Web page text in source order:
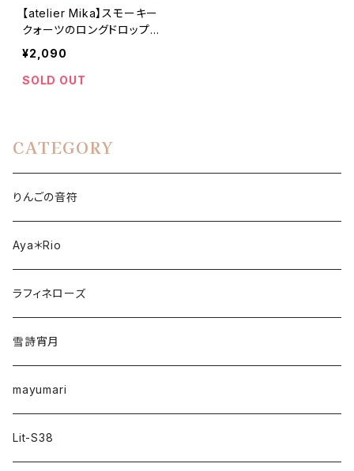
【atelier Mika】スモーキー
クォーツのロングドロップピ
アスorイヤリング
¥2,090
SOLD OUT
CATEGORY
りんごの音符
Aya＊Rio
ラフィネローズ
雪詩宵月
mayumari
Lit-S38